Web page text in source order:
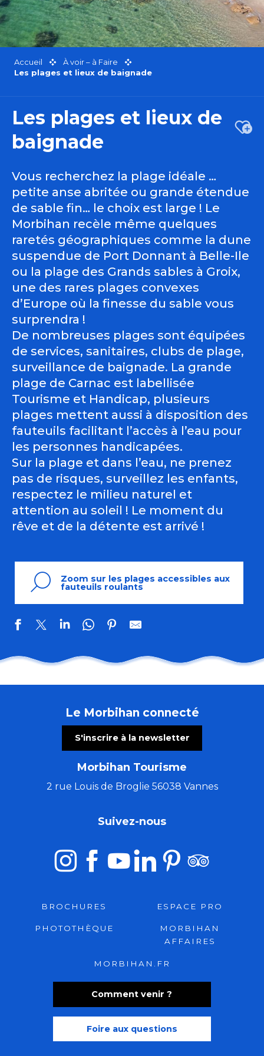
Accueil
À voir – à Faire
Les plages et lieux de baignade
Les plages et lieux de
baignade
Vous recherchez la plage idéale …
petite anse abritée ou grande étendue
de sable fin… le choix est large ! Le
Morbihan recèle même quelques
raretés géographiques comme la dune
suspendue de Port Donnant à Belle-Ile
ou la plage des Grands sables à Groix,
une des rares plages convexes
d’Europe où la finesse du sable vous
surprendra !
De nombreuses plages sont équipées
de services, sanitaires, clubs de plage,
surveillance de baignade. La grande
plage de Carnac est labellisée
Tourisme et Handicap, plusieurs
plages mettent aussi à disposition des
fauteuils facilitant l’accès à l’eau pour
les personnes handicapées.
Sur la plage et dans l’eau, ne prenez
pas de risques, surveillez les enfants,
respectez le milieu naturel et
attention au soleil ! Le moment du
rêve et de la détente est arrivé !
Zoom sur les plages accessibles aux
fauteuils roulants
Grande Plage de Carnac
Plage de Poudrantais
Plage de Saint-Jacques
Plage du Fogeo
Le Morbihan connecté
S'inscrire à la newsletter
Morbihan Tourisme
2 rue Louis de Broglie 56038 Vannes
Comment venir ?
Foire aux questions
Suivez-nous
BROCHURES ESPACE PRO
PHOTOTHÈQUE
MORBIHAN
AFFAIRES
MORBIHAN.FR